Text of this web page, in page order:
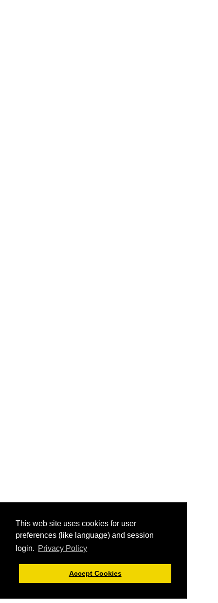
This web site uses cookies for user
preferences (like language) and session
login. Privacy Policy
Accept Cookies